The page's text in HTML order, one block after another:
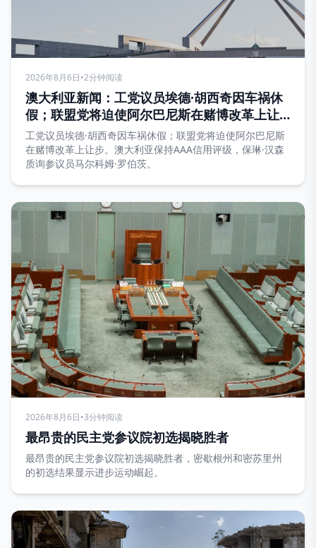
2026年8月6日•2分钟阅读
澳大利亚新闻：工党议员埃德·胡西奇因车祸休
假；联盟党将迫使阿尔巴尼斯在赌博改革上让
步
工党议员埃德·胡西奇因车祸休假；联盟党将迫使阿尔巴尼斯
在赌博改革上让步。澳大利亚保持AAA信用评级，保琳·汉森
质询参议员马尔科姆·罗伯茨。
2026年8月6日•3分钟阅读
最昂贵的民主党参议院初选揭晓胜者
最昂贵的民主党参议院初选揭晓胜者，密歇根州和密苏里州
的初选结果显示进步运动崛起。